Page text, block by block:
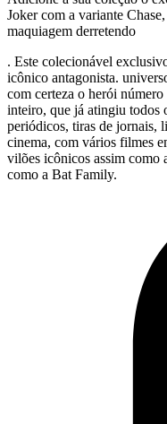
Joker com a variante
maquiagem derretendo
. Este colecionável
icônico antagonista.
com certeza o herói
inteiro, que já atingiu todos
periódicos, tiras de jornais,
cinema, com vários filmes
vilões icônicos assim como
como a Bat Family.